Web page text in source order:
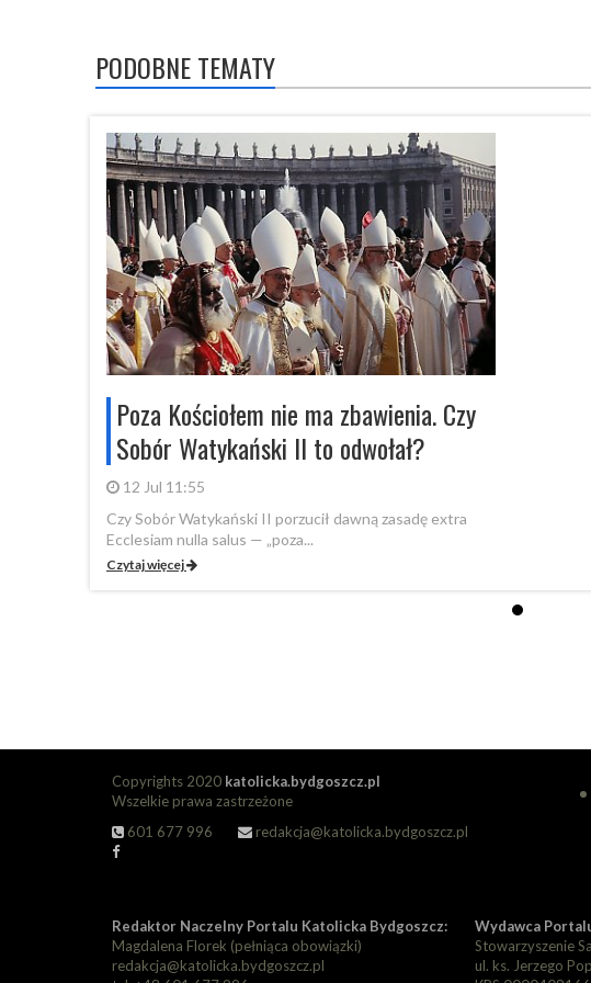
PODOBNE TEMATY
Poza Kościołem nie ma zbawienia. Czy
Sobór Watykański II to odwołał?
12 Jul 11:55
Czy Sobór Watykański II porzucił dawną zasadę extra
Ecclesiam nulla salus — „poza...
Czytaj więcej
Copyrights 2020 katolicka.bydgoszcz.pl
Wszelkie prawa zastrzeżone
601 677 996
redakcja@katolicka.bydgoszcz.pl
Redaktor Naczelny Portalu Katolicka Bydgoszcz:
Magdalena Florek (pełniąca obowiązki)
redakcja@katolicka.bydgoszcz.pl
Wydawca
Stowarzyszenie
ul. ks. Jerzego